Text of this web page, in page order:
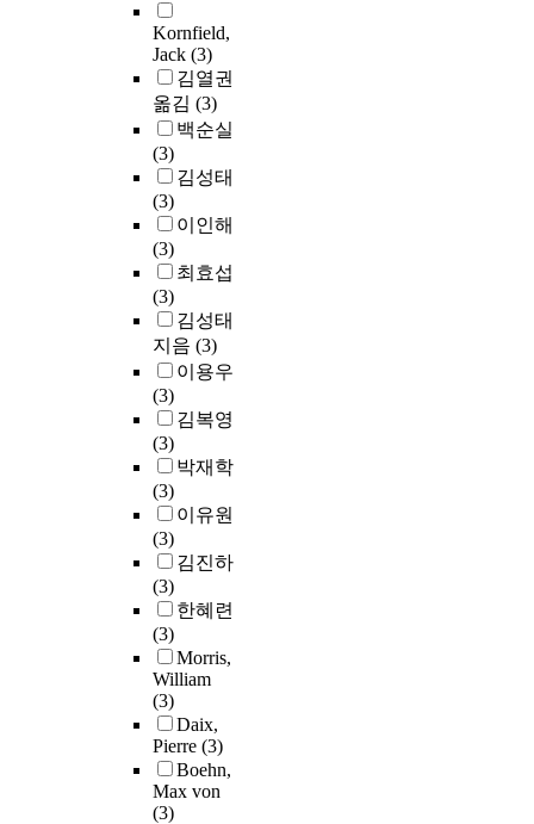
Kornfield,
Jack (3)
김열권
옮김 (3)
백순실
(3)
김성태
(3)
이인해
(3)
최효섭
(3)
김성태
지음 (3)
이용우
(3)
김복영
(3)
박재학
(3)
이유원
(3)
김진하
(3)
한혜련
(3)
Morris,
William
(3)
Daix,
Pierre (3)
Boehn,
Max von
(3)